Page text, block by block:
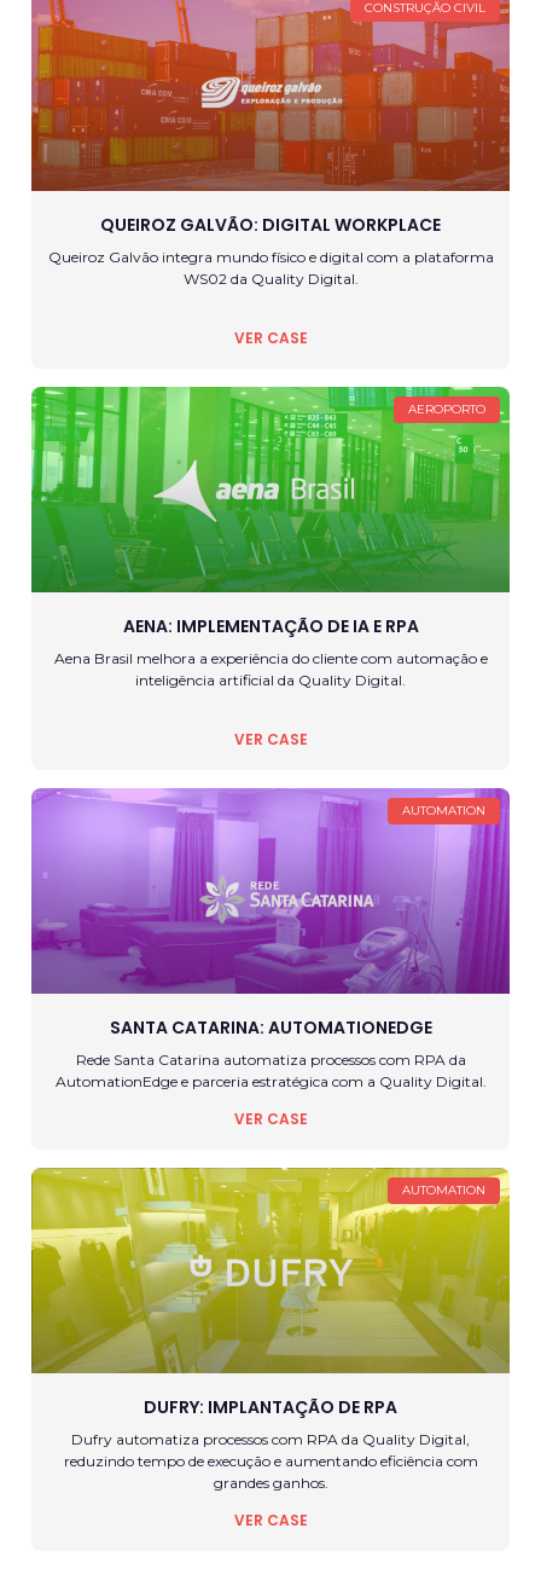
CONSTRUÇÃO CIVIL
QUEIROZ GALVÃO: DIGITAL WORKPLACE
Queiroz Galvão integra mundo físico e digital com a plataforma
WS02 da Quality Digital.
VER CASE
AEROPORTO
AENA: IMPLEMENTAÇÃO DE IA E RPA
Aena Brasil melhora a experiência do cliente com automação e
inteligência artificial da Quality Digital.
VER CASE
AUTOMATION
SANTA CATARINA: AUTOMATIONEDGE
Rede Santa Catarina automatiza processos com RPA da
AutomationEdge e parceria estratégica com a Quality Digital.
VER CASE
AUTOMATION
DUFRY: IMPLANTAÇÃO DE RPA
Dufry automatiza processos com RPA da Quality Digital,
reduzindo tempo de execução e aumentando eficiência com
grandes ganhos.
VER CASE